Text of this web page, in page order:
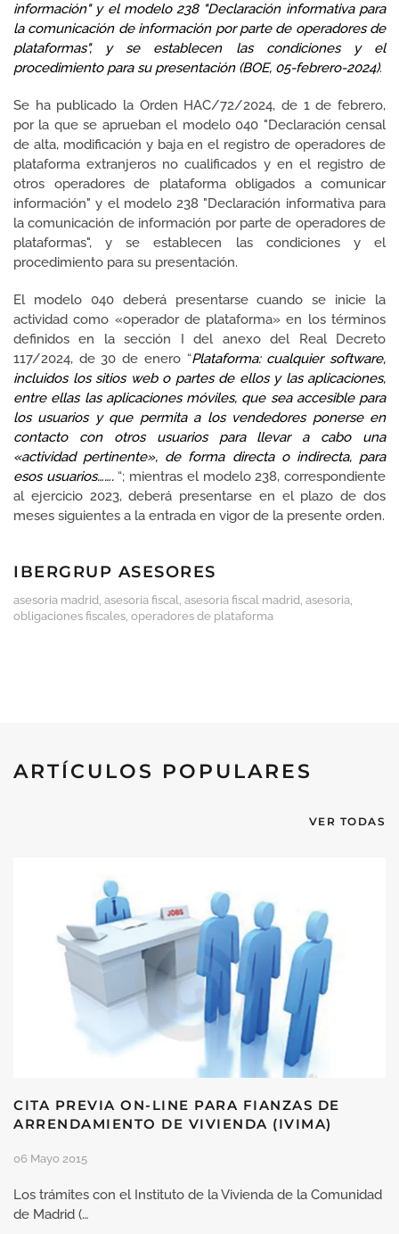
información" y el modelo 238 "Declaración informativa para
la comunicación de información por parte de operadores de
plataformas", y se establecen las condiciones y el
procedimiento para su presentación (BOE, 05-febrero-2024).
Se ha publicado la Orden HAC/72/2024, de 1 de febrero,
por la que se aprueban el modelo 040 "Declaración censal
de alta, modificación y baja en el registro de operadores de
plataforma extranjeros no cualificados y en el registro de
otros operadores de plataforma obligados a comunicar
información" y el modelo 238 "Declaración informativa para
la comunicación de información por parte de operadores de
plataformas", y se establecen las condiciones y el
procedimiento para su presentación.
El modelo 040 deberá presentarse cuando se inicie la
actividad como «operador de plataforma» en los términos
definidos en la sección I del anexo del Real Decreto
117/2024, de 30 de enero “Plataforma: cualquier software,
incluidos los sitios web o partes de ellos y las aplicaciones,
entre ellas las aplicaciones móviles, que sea accesible para
los usuarios y que permita a los vendedores ponerse en
contacto con otros usuarios para llevar a cabo una
«actividad pertinente», de forma directa o indirecta, para
esos usuarios…….“; mientras el modelo 238, correspondiente
al ejercicio 2023, deberá presentarse en el plazo de dos
meses siguientes a la entrada en vigor de la presente orden.
IBERGRUP ASESORES
asesoria madrid, asesoria fiscal, asesoria fiscal madrid, asesoria,
obligaciones fiscales, operadores de plataforma
ARTÍCULOS POPULARES
VER TODAS
CITA PREVIA ON-LINE PARA FIANZAS DE
ARRENDAMIENTO DE VIVIENDA (IVIMA)
06 Mayo 2015
Los trámites con el Instituto de la Vivienda de la Comunidad
de Madrid (…